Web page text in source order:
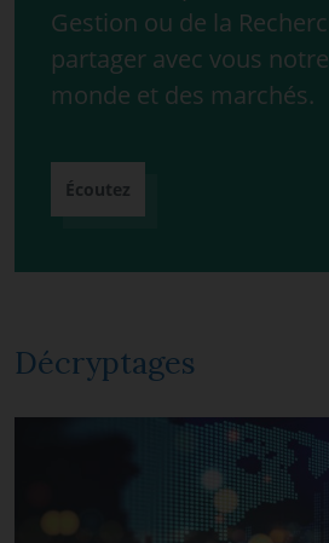
Gestion ou de la
partager avec vous
monde et des marchés.
Écoutez
Décryptages